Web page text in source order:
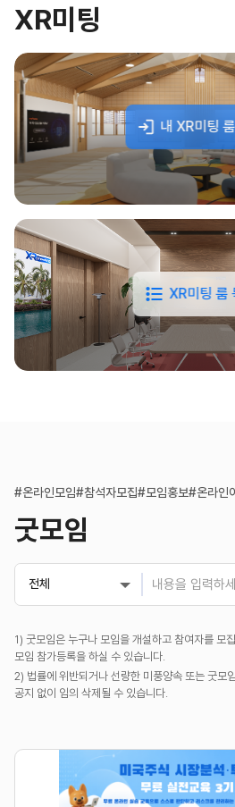
XR미팅
내 XR미팅
XR미팅 룸
#온라인모임#참석자모집#모임홍보#온라인
굿모임
전체
1) 굿모임은 누구나 모임을 개설하고 참여자를 모
모임 참가등록을 하실 수 있습니다.
2) 법률에 위반되거나 선량한 미풍양속 또는 굿모
공지 없이 임의 삭제될 수 있습니다.